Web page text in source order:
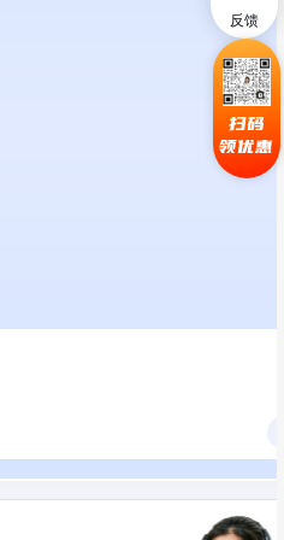
反馈
扫码
领优惠